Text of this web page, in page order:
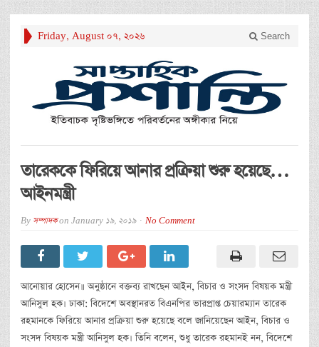
Friday, August 07, 2026 Search
তারেককে ফিরিয়ে আনার প্রক্রিয়া শুরু হয়েছে…
আইনমন্ত্রী
By সম্পাদকon January 19, 2019 No Comment
আনোয়ার হোসেন॥ অনুষ্ঠানে বক্তব্য রাখছেন আইন, বিচার ও সংসদ বিষয়ক মন্ত্রী
আনিসুল হক। ঢাকা: বিদেশে অবস্থানরত বিএনপির ভারপ্রাপ্ত চেয়ারম্যান তারেক
রহমানকে ফিরিয়ে আনার প্রক্রিয়া শুরু হয়েছে বলে জানিয়েছেন আইন, বিচার ও
সংসদ বিষয়ক মন্ত্রী আনিসুল হক। তিনি বলেন, শুধু তারেক রহমানই নন, বিদেশে